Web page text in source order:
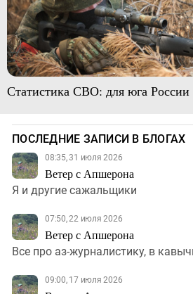
Статистика СВО: для юга России
ПОСЛЕДНИЕ ЗАПИСИ В БЛОГАХ
08:35, 31 июля 2026
Ветер с Апшерона
Я и другие сажальщики
07:50, 22 июля 2026
Ветер с Апшерона
Все про аз-журналистику, в
09:00, 17 июля 2026